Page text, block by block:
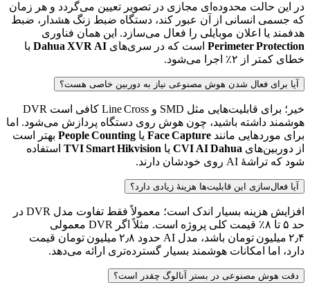
در این حالت محدوده‌ای مجازی در تصویر تعیین می‌گردد و هر زمان
که جسمی انسانی از آن عبور کند، دستگاه ضبط زنگ هشدار، ضبط
هدفمند یا اعلان موبایلی را فعال می‌سازد. این همان فناوری
Perimeter Protection است که در سری‌های Dahua XVR AI با
خطای کمتر از ۲٪ اجرا می‌شود.
آیا برای فعال شدن هوش مصنوعی نیاز به دوربین خاصی هست؟
خیر؛ برای قابلیت‌هایی مثل SMD و Line Cross کافی است DVR
هوشمند داشته باشید، چون هوش روی دستگاه پردازش می‌شود. اما
برای موردهایی مانند Face Capture یا People Counting بهتر است
از دوربین‌های CVI AI Dahua یا TVI Smart Hikvision استفاده
شود که تراشهٔ AI روی خودشان دارند.
آیا فعال‌سازی این قابلیت‌ها هزینهٔ زیادی دارد؟
افزایش هزینه بسیار اندک است؛ معمولاً فقط تفاوت مدل DVR در
حد ۵ تا ۸٪ قیمت کلی پروژه است. مثلاً اگر DVR معمولی
۲٫۴ میلیون تومان باشد، مدل AI حدود ۲٫۸ میلیون تومان قیمت
دارد، اما امکانات هوشمند بسیار گسترده‌تری ارائه می‌دهد.
دقت هوش مصنوعی در بستر آنالوگ چقدر است؟